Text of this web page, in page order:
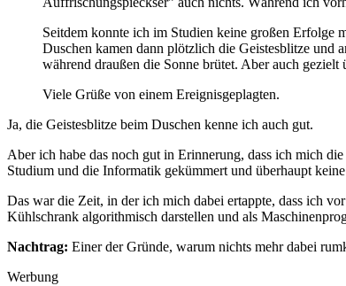
Seitdem konnte ich im Studien keine großen Erfolge
Duschen kamen dann plötzlich die Geistesblitze und
während draußen die Sonne brütet. Aber auch
Viele Grüße von einem Ereignisgeplagten.
Ja, die Geistesblitze beim Duschen kenne ich auch gut.
Aber ich habe das noch gut in Erinnerung, dass ich mich
Studium und die Informatik gekümmert und überhaupt
Das war die Zeit, in der ich mich dabei ertappte, dass ich
Kühlschrank algorithmisch darstellen und als
Nachtrag: Einer der Gründe, warum nichts mehr dabei
Werbung